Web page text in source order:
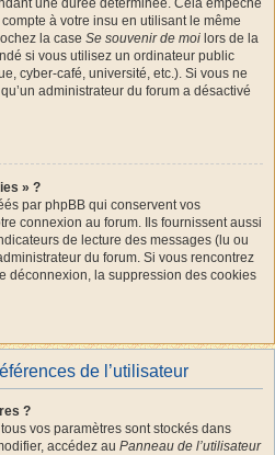
une durée déterminée. Cela empêche
à votre insu en utilisant le même
la case Se souvenir de moi lors de la
si vous utilisez un ordinateur public
cyber-café, université, etc.). Si vous ne
administrateur du forum a désactivé
» ?
par phpBB qui conservent vos
connexion au forum. Ils fournissent aussi
de lecture des messages (lu ou
du forum. Si vous rencontrez
déconnexion, la suppression des cookies
de l’utilisateur
?
vos paramètres sont stockés dans
accédez au Panneau de l’utilisateur